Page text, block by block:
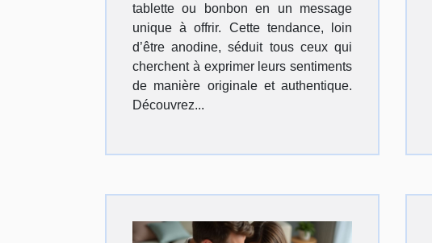
tablette ou bonbon en un message
unique à offrir. Cette tendance, loin
d’être anodine, séduit tous ceux qui
cherchent à exprimer leurs sentiments
de manière originale et authentique.
Découvrez...